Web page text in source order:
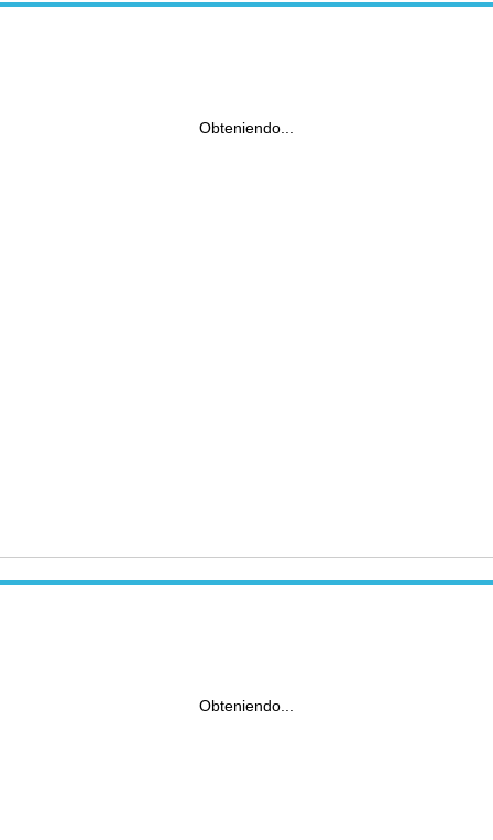
Obteniendo...
Obteniendo...